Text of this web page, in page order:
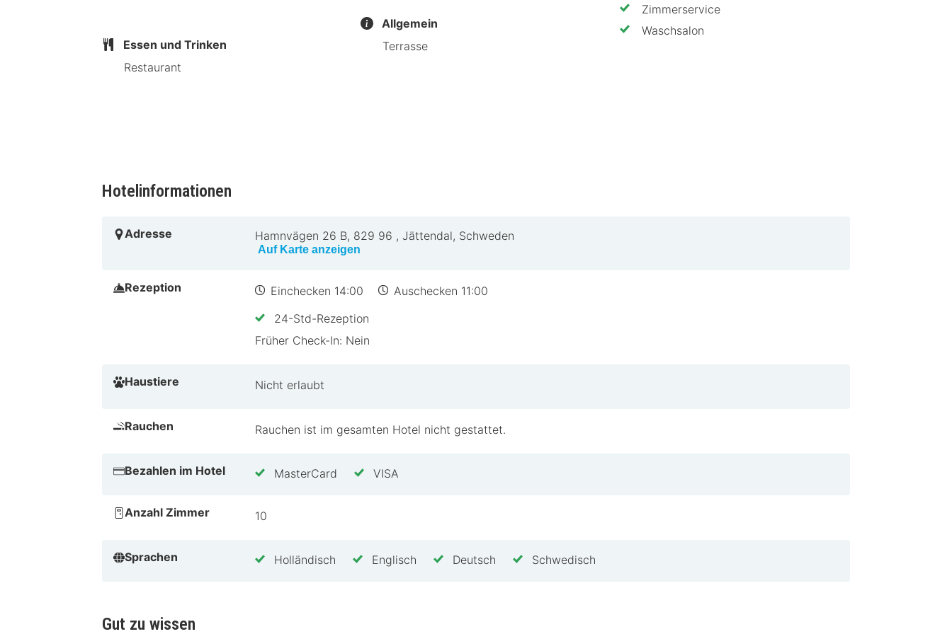
Essen und Trinken
Restaurant
Allgemein
Terrasse
Zimmerservice
Waschsalon
Hotelinformationen
Adresse Hamnvägen 26 B, 829 96 , Jättendal, Schweden
Auf Karte anzeigen
Rezeption Einchecken 14:00
Auschecken 11:00
24-Std-Rezeption
Früher Check-In: Nein
Haustiere Nicht erlaubt
Rauchen Rauchen ist im gesamten Hotel nicht gestattet.
Bezahlen im Hotel MasterCard VISA
Anzahl Zimmer 10
Sprachen Holländisch Englisch Deutsch Schwedisch
Gut zu wissen